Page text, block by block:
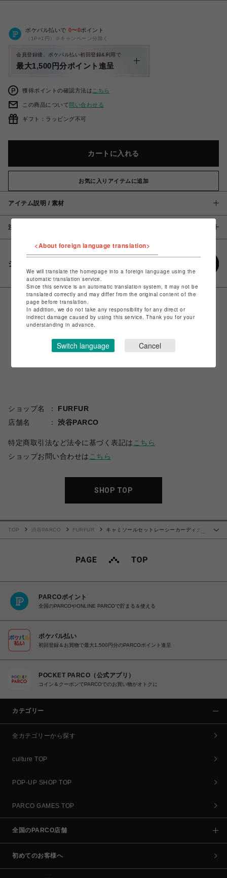
ポケパル払いで 0〜0ポイント
（1P=1円）※キャンペーン分除く
会員登録後、ポケパル払い初回登録&利用で
最大1,500円分ポイント進呈
獲得ポイントの確認方法は こちら
この商品について問い合わせる
ギフト：ラッピング不可
カートに入れる
お気に入りアイテムに追加
アイテム説明 / 素材
注意事項
シェアする
ショップ名
FURFUR
店舗名
渋谷PARCO
特定商取引法など法令に基づく表記は こちら
ショップお問い合わせは こちら
SHOP TOP
TOP 渋谷PARCO FURFUR
キャミソールセットレーシーカーディガ
PARCOポイント
全国のPARCOやONLINE PARCOで貯まる＆使える
ポケパル払い
初回登録＆お買物で最大1,500円分のPARCOポイント進呈
POCKET PARCO（公式アプリ）
コイン＆クーポンでPARCOでのお買い物がオトクに
カテゴリー
全カテゴリーから探す
culture TOP
POP-UP SHOP TOP
PARCO GAMES TOP
全国のPARCO店舗
初めてのお客様へ
<About foreign language translation>
We will translate the homepage into a foreign language using the
automatic translation service.
Since this service is an automatic translation system, it may not be
translated correctly and may differ from the original content of the
page before translation.
In addition, we do not take any responsibility for any direct or
indirect damage caused by using this service. Thank you for your
understanding in advance.
Switch language Cancel